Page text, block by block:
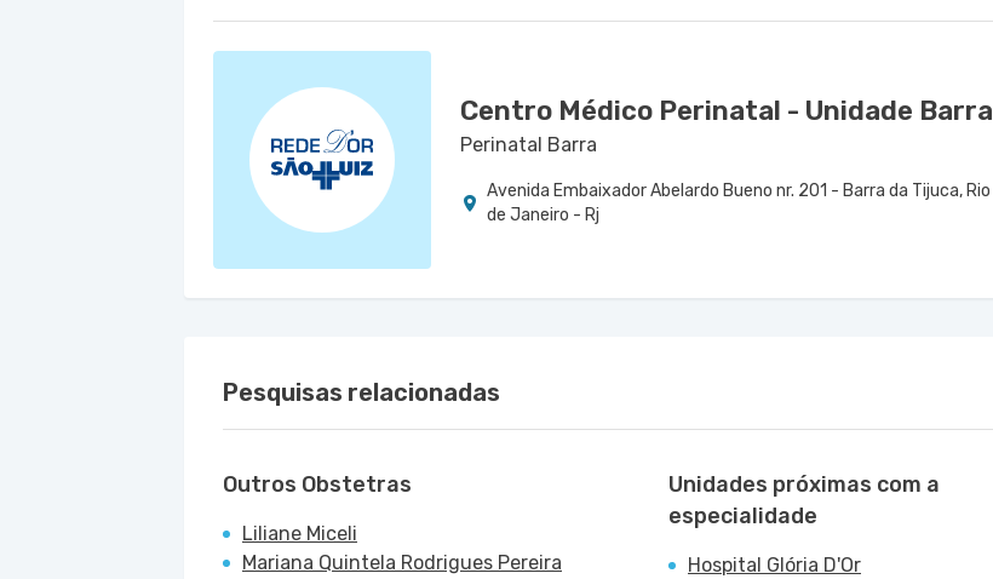
Centro Médico Perinatal - Unidade Barra
Perinatal Barra
Avenida Embaixador Abelardo Bueno nr. 201 - Barra da Tijuca, Rio
de Janeiro - Rj
Pesquisas relacionadas
Outros Obstetras
Liliane Miceli
Mariana Quintela Rodrigues Pereira
Unidades próximas com a
especialidade
Hospital Glória D'Or